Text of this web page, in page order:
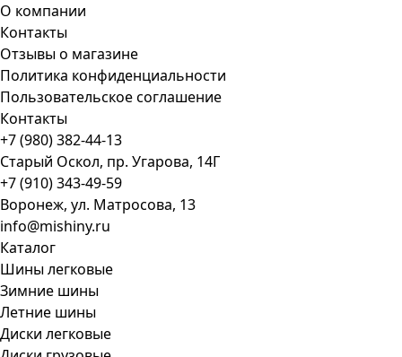
О компании
Контакты
Отзывы о магазине
Политика конфиденциальности
Пользовательское соглашение
Контакты
+7 (980) 382-44-13
Старый Оскол, пр. Угарова, 14Г
+7 (910) 343-49-59
Воронеж, ул. Матросова, 13
info@mishiny.ru
Каталог
Шины легковые
Зимние шины
Летние шины
Диски легковые